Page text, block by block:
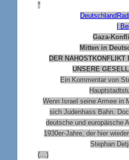
°
|
Gaza-
Mitten in
DER NAHOSTKONFLIKT
UNSERE
Ein Kommentar von
Wenn Israel seine Armee in
sich Judenhass Bahn.
deutsche und europäische
1930er-Jahre, der hier
Stephan
(…)